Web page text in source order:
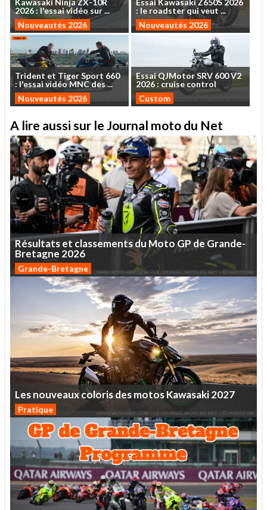
Kawasaki NinjaZX-10R
2026: l'essaividéo sur...
Nouveautés 2026
Essai Kawasaki Z650S 2026
: le roadsterquiveut ...
Nouveautés 2026
Trident et TigerSport 660
: l'essaividéo MNCdes...
Nouveautés 2026
EssaiQJMotorSRV 600V2
2026 : cruise control
Custom
A lire aussi sur le Journal moto du Net
Résultatset classementsdu MotoGP de Grande-
Bretagne 2026
Grande-Bretagne
LesnouveauxcolorisdesmotosKawasaki2027
Pratique